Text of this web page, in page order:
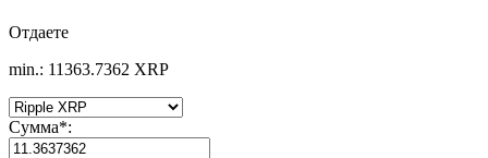
Отдаете
min.: 11363.7362 XRP
Сумма*: